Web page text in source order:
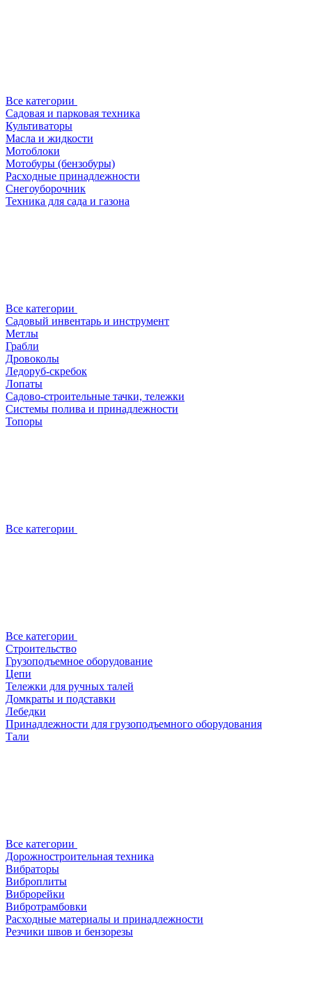
Все категории
Садовая и парковая техника
Культиваторы
Масла и жидкости
Мотоблоки
Мотобуры (бензобуры)
Расходные принадлежности
Снегоуборочник
Техника для сада и газона
Все категории
Садовый инвентарь и инструмент
Метлы
Грабли
Дровоколы
Ледоруб-скребок
Лопаты
Садово-строительные тачки, тележки
Системы полива и принадлежности
Топоры
Все категории
Все категории
Строительство
Грузоподъемное оборудование
Цепи
Тележки для ручных талей
Домкраты и подставки
Лебедки
Принадлежности для грузоподъемного оборудования
Тали
Все категории
Дорожностроительная техника
Вибраторы
Виброплиты
Виброрейки
Вибротрамбовки
Расходные материалы и принадлежности
Резчики швов и бензорезы